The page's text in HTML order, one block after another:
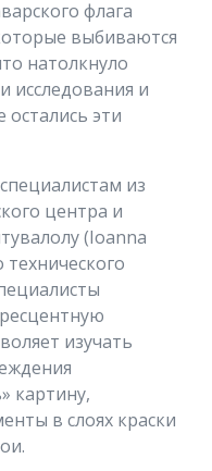
флага
выбиваются
натолкнуло
исследования и
эти
из
центра и
(Ioanna
изучать
картину,
в слоях краски